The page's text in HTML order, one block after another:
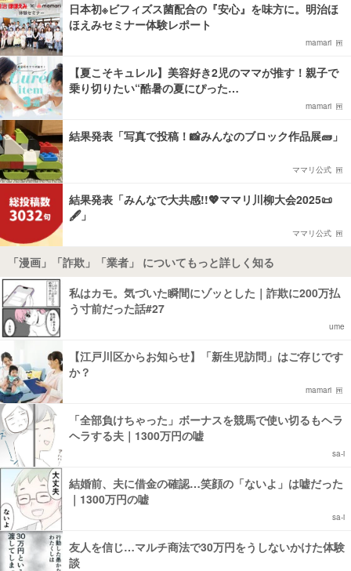
日本初※ビフィズス菌配合の『安心』を味方に。明治ほ
ほえみセミナー体験レポート
mamari
【夏こそキュレル】美容好き2児のママが推す！親子で
乗り切りたい“酷暑の夏にぴった…
mamari
結果発表「写真で投稿！📸みんなのブロック作品展🧱」
ママリ公式
結果発表「みんなで大共感!!💖ママリ川柳大会2025📜
🖋️」
ママリ公式
「漫画」「詐欺」「業者」 についてもっと詳しく知る
私はカモ。気づいた瞬間にゾッとした｜詐欺に200万払
う寸前だった話#27
ume
【江戸川区からお知らせ】「新生児訪問」はご存じです
か？
mamari
「全部負けちゃった」ボーナスを競馬で使い切るもヘラ
ヘラする夫｜1300万円の嘘
sa-i
結婚前、夫に借金の確認…笑顔の「ないよ」は嘘だった
｜1300万円の嘘
sa-i
友人を信じ…マルチ商法で30万円をうしないかけた体験
談